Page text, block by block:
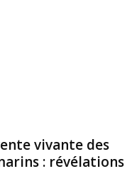
vivante des
: révélations